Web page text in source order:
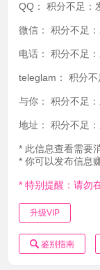
QQ： 积分不足：
微信： 积分不足
电话： 积分不足
teleglam： 积分不
与你： 积分不足
地址： 积分不足
* 此信息查看需要
* 你可以发布信息
* 特别提醒：请勿
升级VIP
鉴别指南